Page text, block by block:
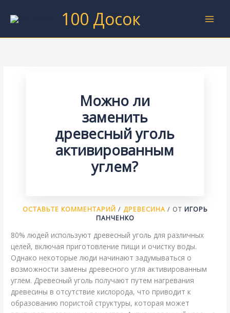
100 Досок
Можно ли
заменить
древесный уголь
активированным
углем?
ОСТАВЬТЕ КОММЕНТАРИЙ / ДРЕВЕСИНА/ ОТ ИГОРЬ
ПАНЧЕНКО
80% людей используют древесный уголь для различных
целей, включая приготовление пищи и очистку воды.
Однако некоторые люди начинают задумываться о
возможности замены древесного угля активированным
углем. Древесный уголь получают путем нагревания
древесины в отсутствие кислорода, что приводит к
образованию пористой структуры, которая может